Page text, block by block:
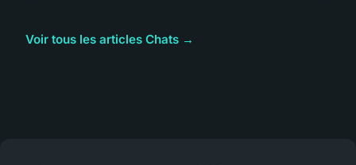
Voir tous les articles Chats →